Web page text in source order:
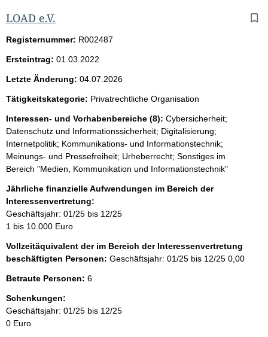
LOAD e.V.
Registernummer: R002487
Ersteintrag: 01.03.2022
Letzte Änderung: 04.07.2026
Tätigkeitskategorie: Privatrechtliche Organisation
Interessen- und Vorhabenbereiche (8): Cybersicherheit;
Datenschutz und Informationssicherheit; Digitalisierung;
Internetpolitik; Kommunikations- und Informationstechnik;
Meinungs- und Pressefreiheit; Urheberrecht; Sonstiges im
Bereich "Medien, Kommunikation und Informationstechnik"
Jährliche finanzielle Aufwendungen im Bereich der
Interessenvertretung:
Geschäftsjahr: 01/25 bis 12/25
1 bis 10.000 Euro
Vollzeitäquivalent der im Bereich der Interessenvertretung
beschäftigten Personen: Geschäftsjahr: 01/25 bis 12/25 0,00
Betraute Personen: 6
Schenkungen:
Geschäftsjahr: 01/25 bis 12/25
0 Euro